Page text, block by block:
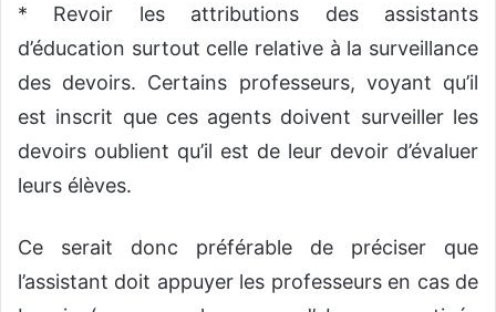
* Revoir les attributions des assistants
d’éducation surtout celle relative à la surveillance
des devoirs. Certains professeurs, voyant qu’il
est inscrit que ces agents doivent surveiller les
devoirs oublient qu’il est de leur devoir d’évaluer
leurs élèves.
Ce serait donc préférable de préciser que
l’assistant doit appuyer les professeurs en cas de